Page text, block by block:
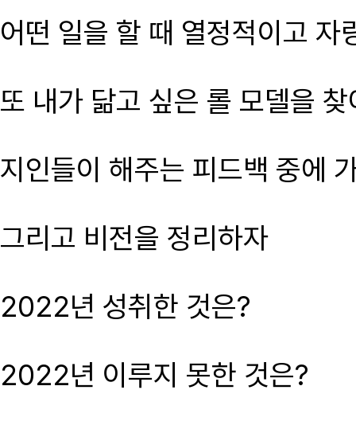
어떤 일을 할 때 열정적이고 자
또 내가 닮고 싶은 롤 모델을
지인들이 해주는 피드백 중에
그리고 비전을 정리하자
2022년 성취한 것은?
2022년 이루지 못한 것은?